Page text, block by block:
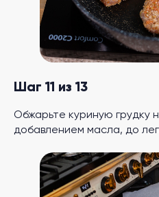
Шаг 11 из 13
Обжарьте куриную грудку
добавлением масла, до